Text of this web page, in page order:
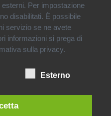
tutto il Nord Italia
Per impostazione
disabilitati. È possibile
servizio se ne avete
informazioni si prega di
sulla privacy.
Esterno